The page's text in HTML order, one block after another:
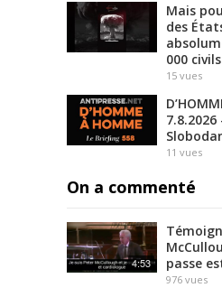
Mais
des
000
15 vues
11 vues
On a commenté
4:53
passe
976 vues